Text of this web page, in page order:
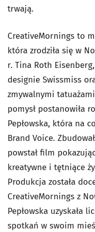
trwają.
CreativeMornings to
która zrodziła się w
r. Tina Roth
designie Swissmiss
zmywalnymi
pomysł postanowiła
Pepłowska, która na
Brand Voice.
powstał film
kreatywne i tętniące
Produkcja została
CreativeMornings z
Pepłowska uzyskała
spotkań w swoim